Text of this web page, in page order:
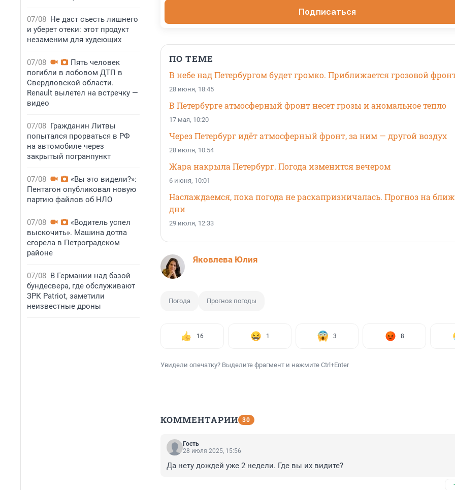
07/08 Не даст съесть лишнего
и уберет отеки: этот продукт
незаменим для худеющих
07/08
Пять человек
погибли в лобовом ДТП в
Свердловской области.
Renault вылетел на встречку —
видео
07/08 Гражданин Литвы
попытался прорваться в РФ
на автомобиле через
закрытый погранпункт
07/08
«Вы это видели?»:
Пентагон опубликовал новую
партию файлов об НЛО
07/08
«Водитель успел
выскочить». Машина дотла
сгорела в Петроградском
районе
07/08 В Германии над базой
бундесвера, где обслуживают
ЗРК Patriot, заметили
неизвестные дроны
Подписаться
ПО ТЕМЕ
В небе над Петербургом будет громко. Приближается грозовой
28 июня, 18:45
В Петербурге атмосферный фронт несет грозы и аномальное тепло
17 мая, 10:20
Через Петербург идёт атмосферный фронт, за ним — другой воздух
28 июля, 10:54
Жара накрыла Петербург. Погода изменится вечером
6 июня, 10:01
Наслаждаемся, пока погода не раскапризничалась. Прогноз на
дни
29 июля, 12:33
Яковлева Юлия
Погода Прогноз погоды
16 1 3 8
Увидели опечатку? Выделите фрагмент и нажмите Ctrl+Enter
КОММЕНТАРИИ 30
Гость
28 июля 2025, 15:56
Да нету дождей уже 2 недели. Где вы их видите?